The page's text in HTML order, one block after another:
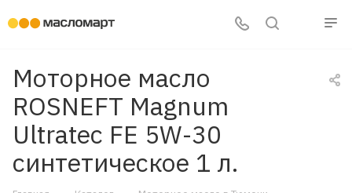
Моторное масло
ROSNEFT Magnum
Ultratec FE 5W-30
синтетическое 1 л.